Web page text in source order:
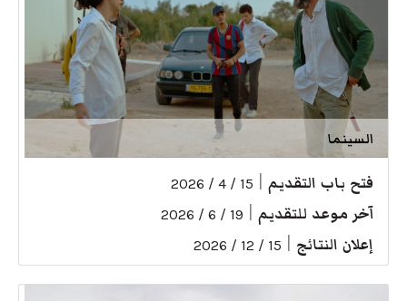
السينما
فتح باب التقديم 15 / 4 / 2026
آخر موعد للتقديم 19 / 6 / 2026
إعلان النتائج 15 / 12 / 2026